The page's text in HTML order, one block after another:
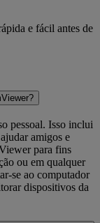
e fácil antes de
pessoal. Isso inclui
amigos e
para fins
ou em qualquer
se ao computador
dispositivos da